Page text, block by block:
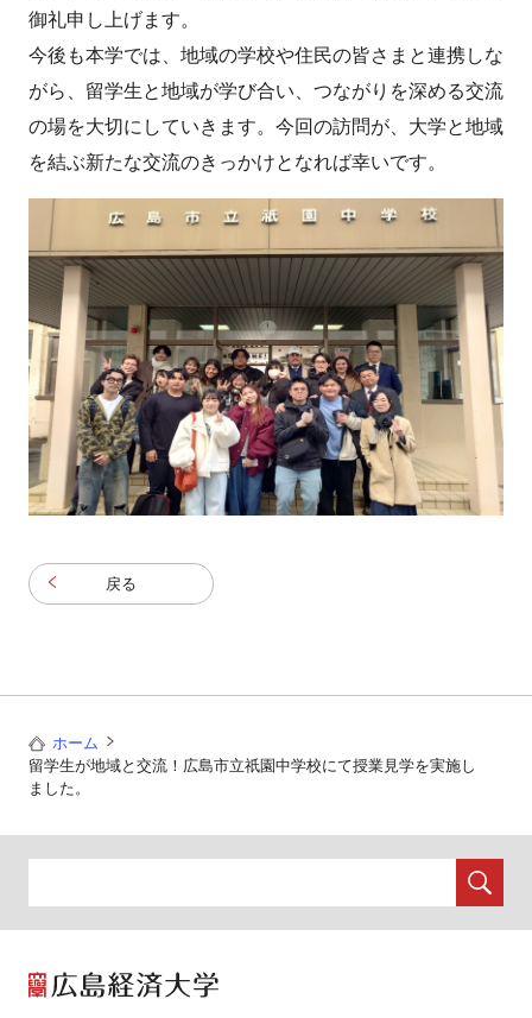
御礼申し上げます。
今後も本学では、地域の学校や住民の皆さまと連携しな
がら、留学生と地域が学び合い、つながりを深める交流
の場を大切にしていきます。今回の訪問が、大学と地域
を結ぶ新たな交流のきっかけとなれば幸いです。
戻る
ホーム
留学生が地域と交流！広島市立祇園中学校にて授業見学を実施し
ました。